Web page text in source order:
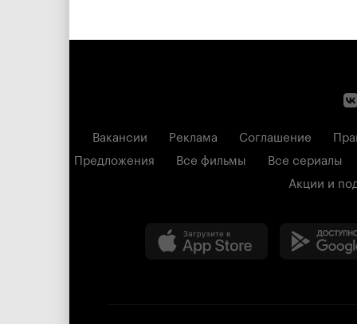
Вакансии Реклама Соглашение
Предложения
Все фильмы
Все сериалы
Акции и